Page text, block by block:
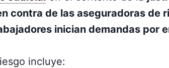
contra de las aseguradoras de
inician demandas por
incluye: